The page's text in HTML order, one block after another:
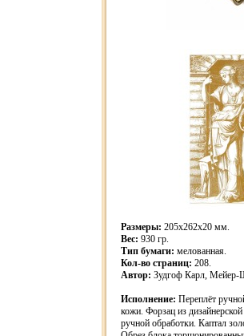
Размеры: 205х262х20 мм.
Вес: 930 гр.
Тип бумаги: мелованная.
Кол-во страниц: 208.
Автор: Зудгоф Карл, Мейер-
Исполнение: Переплёт
кожи. Форзац из
ручной обработки. Каптал